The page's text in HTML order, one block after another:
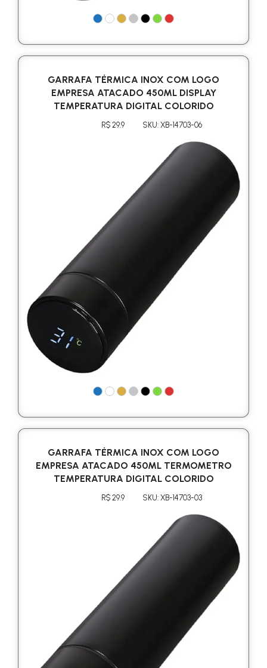
GARRAFA TÉRMICA INOX COM LOGO
EMPRESA ATACADO 450ML DISPLAY
TEMPERATURA DIGITAL COLORIDO
R$ 29.9 SKU: XB-14703-06
GARRAFA TÉRMICA INOX COM LOGO
EMPRESA ATACADO 450ML TERMOMETRO
TEMPERATURA DIGITAL COLORIDO
R$ 29.9 SKU: XB-14703-03